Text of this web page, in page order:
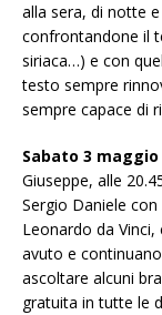
alla sera, di notte
confrontandone il
siriaca…) e con
testo sempre
sempre capace di
Sabato 3 maggio
Giuseppe, alle
Sergio Daniele
Leonardo da Vinci,
avuto e
ascoltare alcuni
gratuita in tutte le